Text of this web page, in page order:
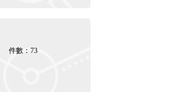
件數：73